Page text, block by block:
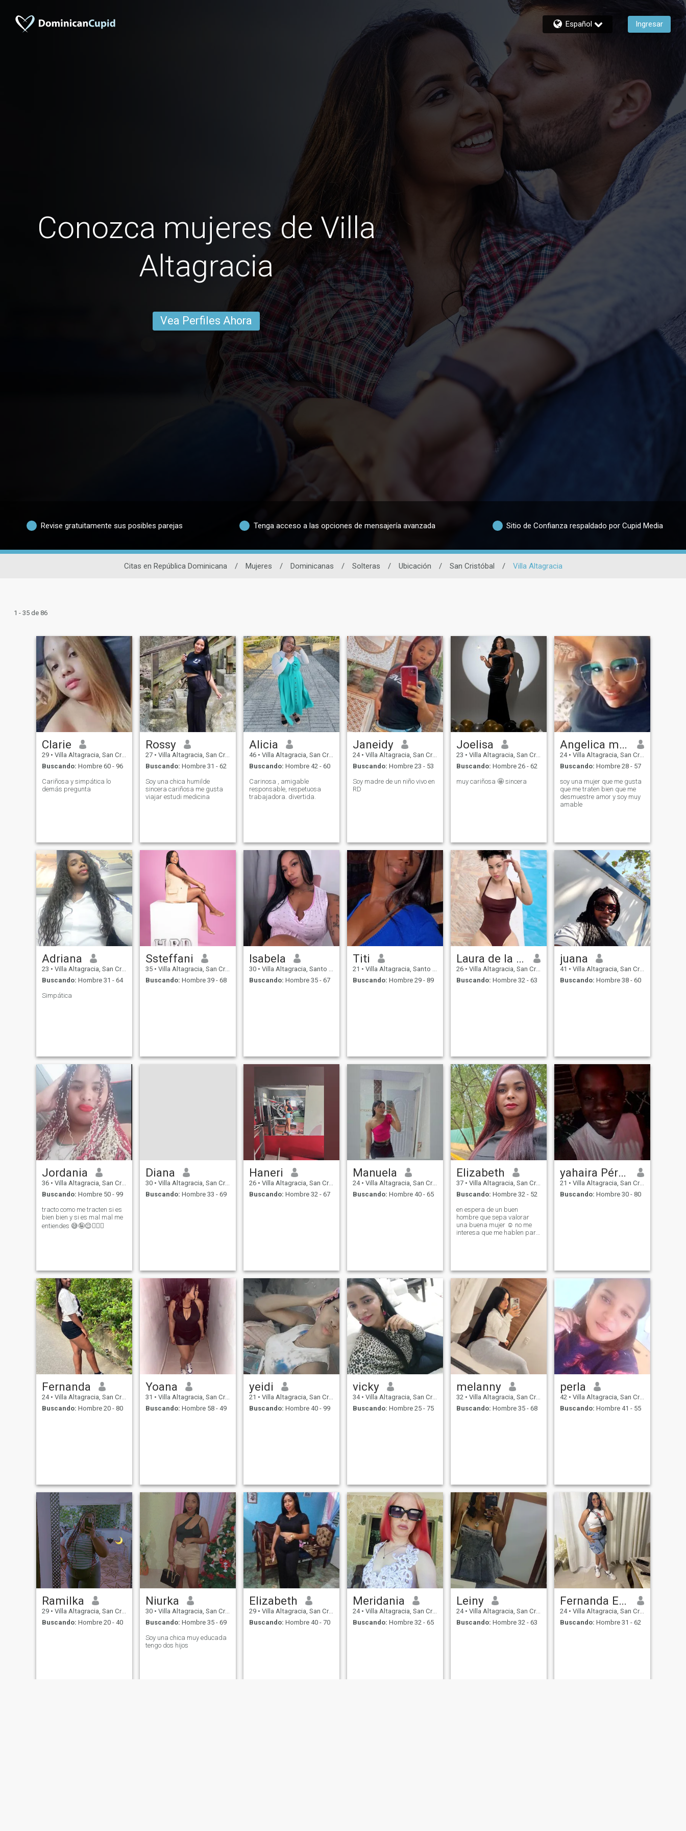
Español Ingresar
Conozca mujeres de Villa
Altagracia
Vea Perfiles Ahora
Revise gratuitamente sus posibles parejas Tenga acceso a las opciones de mensajería avanzada Sitio de Confianza respaldado por Cupid Media
Citas en República Dominicana / Mujeres / Dominicanas / Solteras / Ubicación / San Cristóbal / Villa Altagracia
1 - 35 de 86
Clarie
29 • Villa Altagracia, San Cristóbal, Rep. Dominicana
Buscando: Hombre 60 - 96
Cariñosa y simpática lo
demás pregunta
Rossy
27 • Villa Altagracia, San Cristóbal, Rep. Dominicana
Buscando: Hombre 31 - 62
Soy una chica humilde
sincera cariñosa me gusta
viajar estudi medicina
Alicia
46 • Villa Altagracia, San Cristóbal, Rep. Dominicana
Buscando: Hombre 42 - 60
Carinosa , amigable
responsable, respetuosa
trabajadora. divertida.
Janeidy
24 • Villa Altagracia, San Cristóbal, Rep. Dominicana
Buscando: Hombre 23 - 53
Soy madre de un niño vivo en
RD
Joelisa
23 • Villa Altagracia, San Cristóbal, Rep. Dominicana
Buscando: Hombre 26 - 62
muy cariñosa 🤩 sincera
Angelica maria
24 • Villa Altagracia, San Cristóbal, Rep. Dominicana
Buscando: Hombre 28 - 57
soy una mujer que me gusta
que me traten bien que me
desmuestre amor y soy muy
amable
Adriana
23 • Villa Altagracia, San Cristóbal, Rep. Dominicana
Buscando: Hombre 31 - 64
Simpática
Ssteffani
35 • Villa Altagracia, San Cristóbal, Rep. Dominicana
Buscando: Hombre 39 - 68
Isabela
30 • Villa Altagracia, Santo Domingo, Rep. Dominicana
Buscando: Hombre 35 - 67
Titi
21 • Villa Altagracia, Santo Domingo, Rep. Dominicana
Buscando: Hombre 29 - 89
Laura de la cruz
26 • Villa Altagracia, San Cristóbal, Rep. Dominicana
Buscando: Hombre 32 - 63
juana
41 • Villa Altagracia, San Cristóbal, Rep. Dominicana
Buscando: Hombre 38 - 60
Jordania
36 • Villa Altagracia, San Cristóbal, Rep. Dominicana
Buscando: Hombre 50 - 99
tracto como me tracten si es
bien bien y si es mal mal me
entiendes 😅🤪😌🤦🏼‍♀️
Diana
30 • Villa Altagracia, San Cristóbal, Rep. Dominicana
Buscando: Hombre 33 - 69
Haneri
26 • Villa Altagracia, San Cristóbal, Rep. Dominicana
Buscando: Hombre 32 - 67
Manuela
24 • Villa Altagracia, San Cristóbal, Rep. Dominicana
Buscando: Hombre 40 - 65
Elizabeth
37 • Villa Altagracia, San Cristóbal, Rep. Dominicana
Buscando: Hombre 32 - 52
en espera de un buen
hombre que sepa valorar
una buena mujer ☺️ no me
interesa que me hablen para
yahaira Pérez
21 • Villa Altagracia, San Cristóbal, Rep. Dominicana
Buscando: Hombre 30 - 80
Fernanda
24 • Villa Altagracia, San Cristóbal, Rep. Dominicana
Buscando: Hombre 20 - 80
Yoana
31 • Villa Altagracia, San Cristóbal, Rep. Dominicana
Buscando: Hombre 58 - 49
yeidi
21 • Villa Altagracia, San Cristóbal, Rep. Dominicana
Buscando: Hombre 40 - 99
vicky
34 • Villa Altagracia, San Cristóbal, Rep. Dominicana
Buscando: Hombre 25 - 75
melanny
32 • Villa Altagracia, San Cristóbal, Rep. Dominicana
Buscando: Hombre 35 - 68
perla
42 • Villa Altagracia, San Cristóbal, Rep. Dominicana
Buscando: Hombre 41 - 55
Ramilka
29 • Villa Altagracia, San Cristóbal, Rep. Dominicana
Buscando: Hombre 20 - 40
Niurka
30 • Villa Altagracia, San Cristóbal, Rep. Dominicana
Buscando: Hombre 35 - 69
Soy una chica muy educada
tengo dos hijos
Elizabeth
29 • Villa Altagracia, San Cristóbal, Rep. Dominicana
Buscando: Hombre 40 - 70
Meridania
24 • Villa Altagracia, San Cristóbal, Rep. Dominicana
Buscando: Hombre 32 - 65
Leiny
24 • Villa Altagracia, San Cristóbal, Rep. Dominicana
Buscando: Hombre 32 - 63
Fernanda Encarnación
24 • Villa Altagracia, San Cristóbal, Rep. Dominicana
Buscando: Hombre 31 - 62